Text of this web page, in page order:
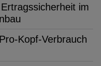
im
Kopf-Verbrauch